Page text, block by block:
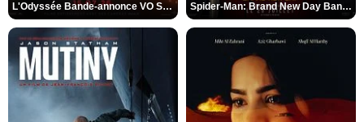
L'Odyssée Bande-annonce VO STFR Spider-Man: Brand New Day Bande-annonce VO STFR